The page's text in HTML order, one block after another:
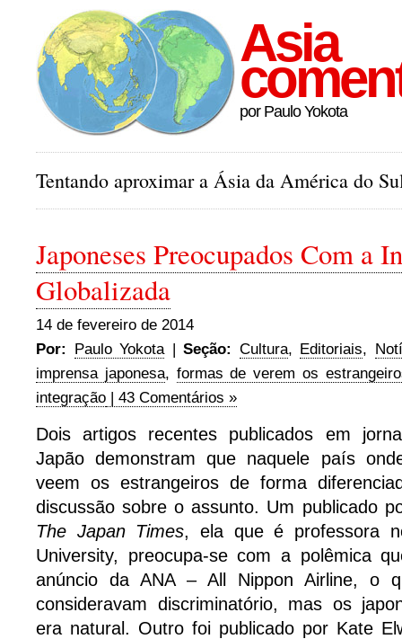
Asia
por Paulo Yokota
Tentando aproximar a Ásia da América do
Japoneses Preocupados Com a
Globalizada
14 de fevereiro de 2014
Por:
Paulo Yokota|Seção: Cultura, Editoriais,
imprensa japonesa, formas de verem os
integração | 43 Comentários »
Dois artigos recentes publicados em
Japão demonstram que naquele país
veem os estrangeiros de forma
discussão sobre o assunto. Um publicado
The Japan Times, ela que é professora
University, preocupa-se com a polêmica
anúncio da ANA – All Nippon Airline, o
consideravam discriminatório, mas os
era natural. Outro foi publicado por Kate